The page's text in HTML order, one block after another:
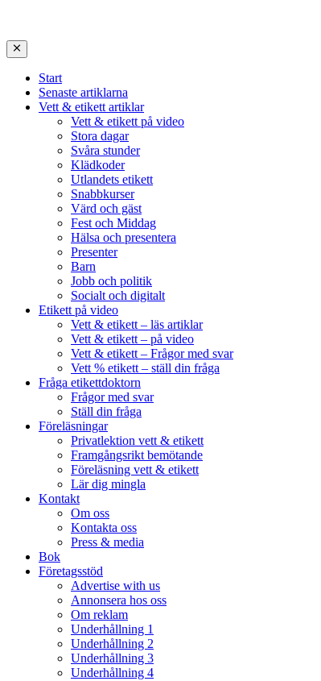
Start
Senaste artiklarna
Vett & etikett artiklar
Vett & etikett på video
Stora dagar
Svåra stunder
Klädkoder
Utlandets etikett
Snabbkurser
Värd och gäst
Fest och Middag
Hälsa och presentera
Presenter
Barn
Jobb och politik
Socialt och digitalt
Etikett på video
Vett & etikett – läs artiklar
Vett & etikett – på video
Vett & etikett – Frågor med svar
Vett % etikett – ställ din fråga
Fråga etikettdoktorn
Frågor med svar
Ställ din fråga
Föreläsningar
Privatlektion vett & etikett
Framgångsrikt bemötande
Föreläsning vett & etikett
Lär dig mingla
Kontakt
Om oss
Kontakta oss
Press & media
Bok
Företagsstöd
Advertise with us
Annonsera hos oss
Om reklam
Underhållning 1
Underhållning 2
Underhållning 3
Underhållning 4